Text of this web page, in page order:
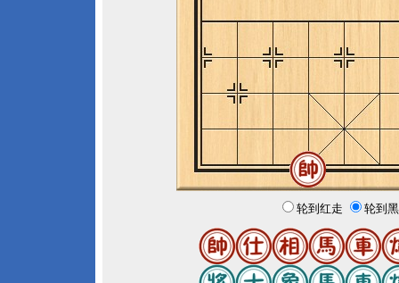
轮到红走 轮到